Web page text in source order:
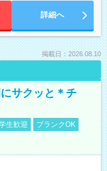
詳細へ
掲載日：2026.08.10
サクッと＊チ
生歓迎
ブランクOK